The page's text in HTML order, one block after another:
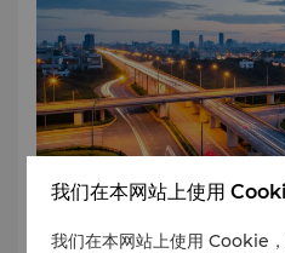
我们在本网站上使用
我们在本网站上使用 Cookie